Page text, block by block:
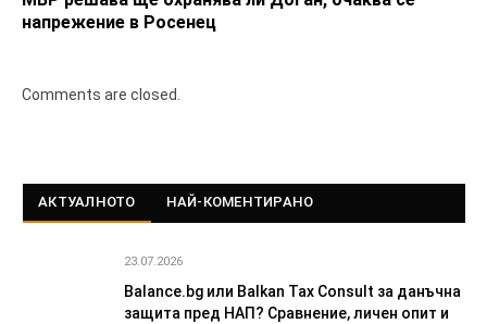
напрежение в Росенец
Comments are closed.
АКТУАЛНОТО НАЙ-КОМЕНТИРАНО
23.07.2026
Balance.bg или Balkan Tax Consult за данъчна
защита пред НАП? Сравнение, личен опит и